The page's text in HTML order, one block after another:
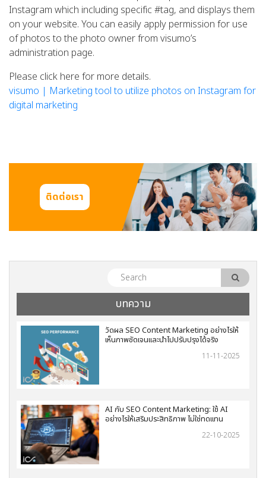
Instagram which including specific #tag, and displays them
on your website. You can easily apply permission for use
of photos to the photo owner from visumo’s
administration page.
Please click here for more details.
visumo | Marketing tool to utilize photos on Instagram for
digital marketing
ติดต่อเรา
บทความ
วัดผล SEO Content Marketing อย่างไรให้
เห็นภาพชัดเจนและนำไปปรับปรุงได้จริง
11-11-2025
AI กับ SEO Content Marketing: ใช้ AI
อย่างไรให้เสริมประสิทธิภาพ ไม่ใช่ทดแทน
22-10-2025